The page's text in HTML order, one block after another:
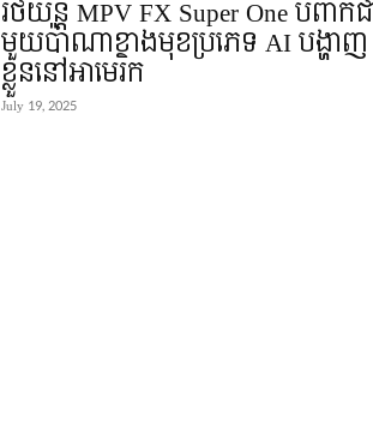
រថយន្ដ MPV FX Super One បំពាក់
មួយប៉ាណាខាងមុខប្រភេទ AI បង្ហាញ
ខ្លួននៅអាមេរិក
July 19, 2025